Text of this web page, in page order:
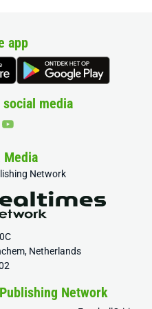
app
media
Media
Network
Netherlands
Network